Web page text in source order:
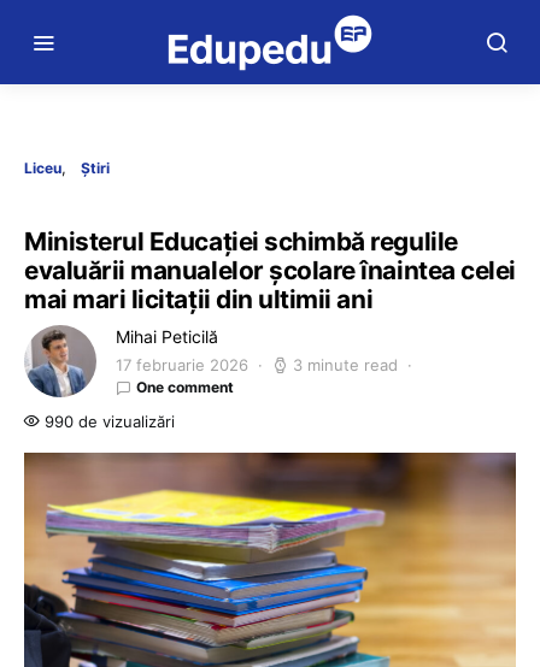
Liceu Știri
Ministerul Educației schimbă regulile
evaluării manualelor școlare înaintea celei
mai mari licitații din ultimii ani
Mihai Peticilă
17 februarie 2026 3 minute read
One comment
990 de vizualizări